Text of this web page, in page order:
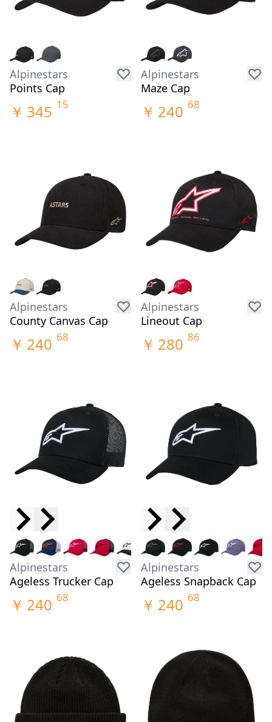
Alpinestars
Points Cap
￥ 345 15
Alpinestars
Maze Cap
￥ 240 68
Alpinestars
County Canvas Cap
￥ 240 68
Alpinestars
Lineout Cap
￥ 280 86
Alpinestars
Ageless Trucker Cap
￥ 240 68
Alpinestars
Ageless Snapback Cap
￥ 240 68